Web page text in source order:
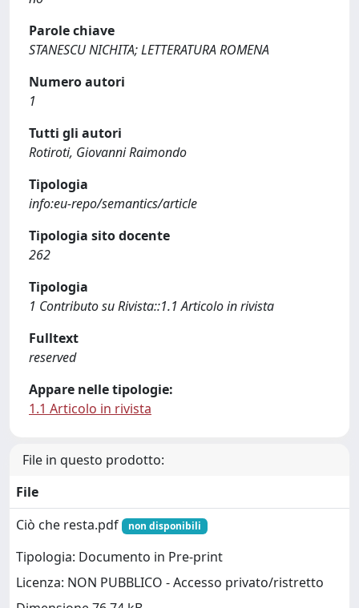
Parole chiave
STANESCU NICHITA; LETTERATURA ROMENA
Numero autori
1
Tutti gli autori
Rotiroti, Giovanni Raimondo
Tipologia
info:eu-repo/semantics/article
Tipologia sito docente
262
Tipologia
1 Contributo su Rivista::1.1 Articolo in rivista
Fulltext
reserved
Appare nelle tipologie:
1.1 Articolo in rivista
File in questo prodotto:
File
Ciò che resta.pdf
non disponibili
Tipologia: Documento in Pre-print
Licenza: NON PUBBLICO - Accesso privato/ristretto